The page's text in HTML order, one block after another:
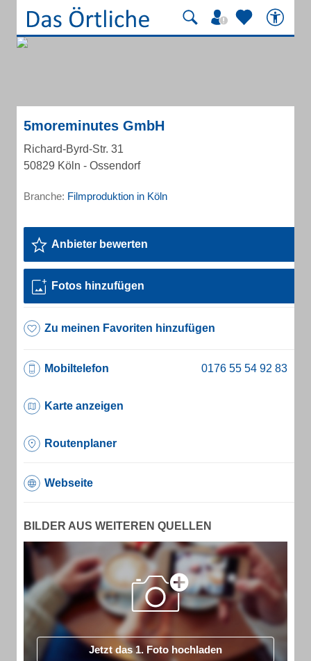
5moreminutes GmbH
Richard-Byrd-Str. 31
50829 Köln - Ossendorf
Branche: Filmproduktion in Köln
Anbieter bewerten
Fotos hinzufügen
Zu meinen Favoriten hinzufügen
Mobiltelefon
Karte anzeigen
Routenplaner
Webseite
BILDER AUS WEITEREN QUELLEN
Jetzt das 1. Foto hochladen